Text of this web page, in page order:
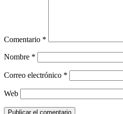
Comentario *
Nombre *
Correo electrónico *
Web